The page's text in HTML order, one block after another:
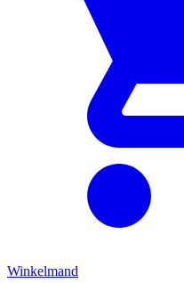
Winkelmand